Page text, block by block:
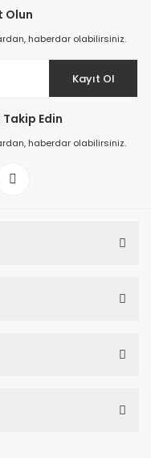
Olun
haberdar olabilirsiniz.
Kayıt Ol
Edin
haberdar olabilirsiniz.